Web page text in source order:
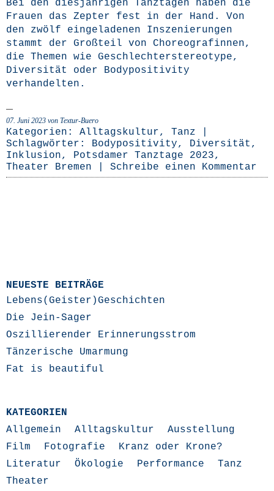
Bei den dies­jäh­ri­gen Tanz­ta­gen haben die
Frau­en das Zep­ter fest in der Hand. Von
den zwölf ein­ge­la­de­nen Insze­nie­run­gen
stammt der Groß­teil von Cho­reo­gra­fin­nen,
die The­men wie Geschlech­ter­ste­reo­ty­pe,
Diver­si­tät oder Body­po­si­ti­vi­ty
verhandelten.
07. Juni 2023 von Textur-Buero
Kategorien: Alltagskultur, Tanz
Schlagwörter: Bodypositivity, Diversität ,
Inklusion, Potsdamer Tanztage 2023,
Theater Bremen
Schreibe einen Kommentar
NEUESTE BEITRÄGE
Lebens(Geister)Geschichten
Die Jein-Sager
Oszillierender Erinnerungsstrom
Tänzerische Umarmung
Fat is beautiful
KATEGORIEN
Allgemein
Alltagskultur
Ausstellung
Film
Fotografie
Kranz oder Krone?
Literatur
Ökologie Performance
Tanz
Theater